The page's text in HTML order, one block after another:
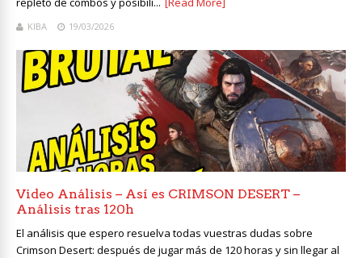
KIBA 19/03/2026
Video Análisis – Así es CRIMSON DESERT –
Análisis tras 120h
El análisis que espero resuelva todas vuestras dudas sobre
Crimson Desert: después de jugar más de 120 horas y sin llegar al